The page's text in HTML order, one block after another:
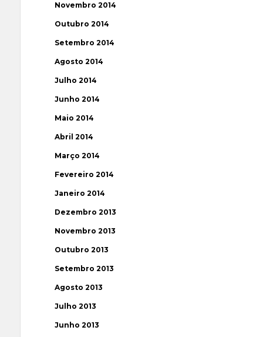
Novembro 2014
Outubro 2014
Setembro 2014
Agosto 2014
Julho 2014
Junho 2014
Maio 2014
Abril 2014
Março 2014
Fevereiro 2014
Janeiro 2014
Dezembro 2013
Novembro 2013
Outubro 2013
Setembro 2013
Agosto 2013
Julho 2013
Junho 2013